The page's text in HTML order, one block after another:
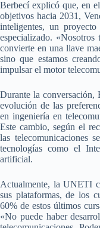
Berbecí explicó que, en
objetivos hacia 2031,
inteligentes, un
especializado.
convierte en una llave
sino que estamos
impulsar el motor
Durante la conversación,
evolución de las
en ingeniería en
Este cambio, según el
las telecomunicaciones
tecnologías como el
artificial.
Actualmente, la UNETI
sus plataformas, de los
60% de estos últimos
«No puede haber